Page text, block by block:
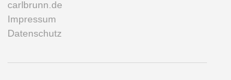
carlbrunn.de
Impressum
Datenschutz